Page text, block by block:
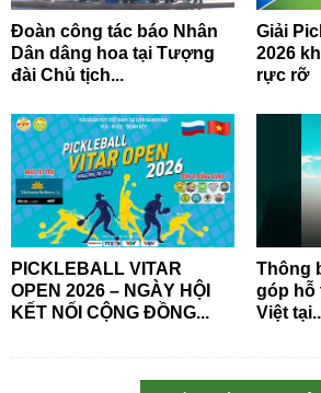
Đoàn công tác báo Nhân
Dân dâng hoa tại Tượng
đài Chủ tịch...
Giải
2026
rực rỡ
PICKLEBALL VITAR
OPEN 2026 – NGÀY HỘI
KẾT NỐI CỘNG ĐỒNG...
Thông
góp hỗ
Việt